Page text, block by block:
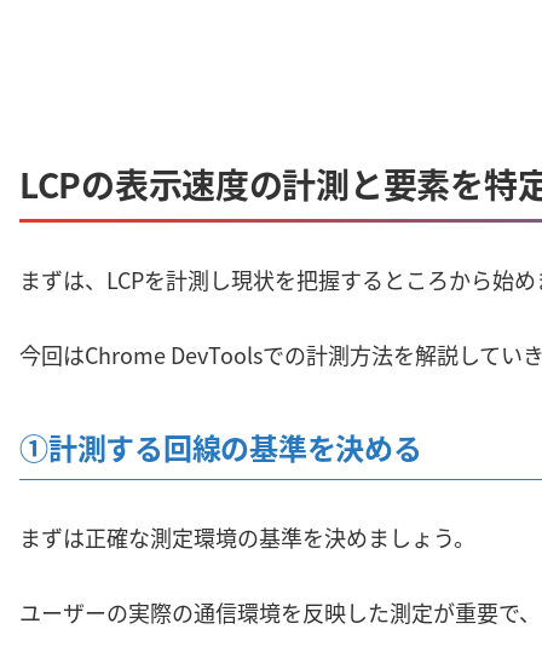
LCPの表示速度の計測と要素を特
まずは、LCPを計測し現状を把握するところから始
今回はChrome DevToolsでの計測方法を解説してい
①計測する回線の基準を決める
まずは正確な測定環境の基準を決めましょう。
ユーザーの実際の通信環境を反映した測定が重要で